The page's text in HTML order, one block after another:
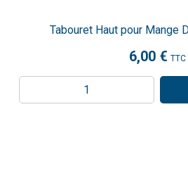
Tabouret Haut pour Mange
6,00 € TTC